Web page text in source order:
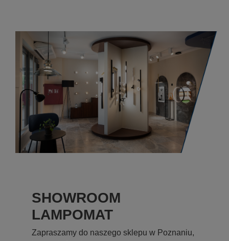
SHOWROOM
LAMPOMAT
Zapraszamy do naszego sklepu w Poznaniu,